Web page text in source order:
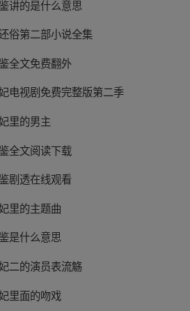
讲的是什么意思
俗第二部小说全集
全文免费翻外
电视剧免费完整版第二季
里的男主
全文阅读下载
剧透在线观看
里的主题曲
是什么意思
二的演员表流觞
里面的吻戏